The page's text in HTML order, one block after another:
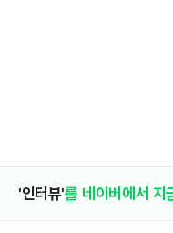
'인터뷰'를 네이버에서 지